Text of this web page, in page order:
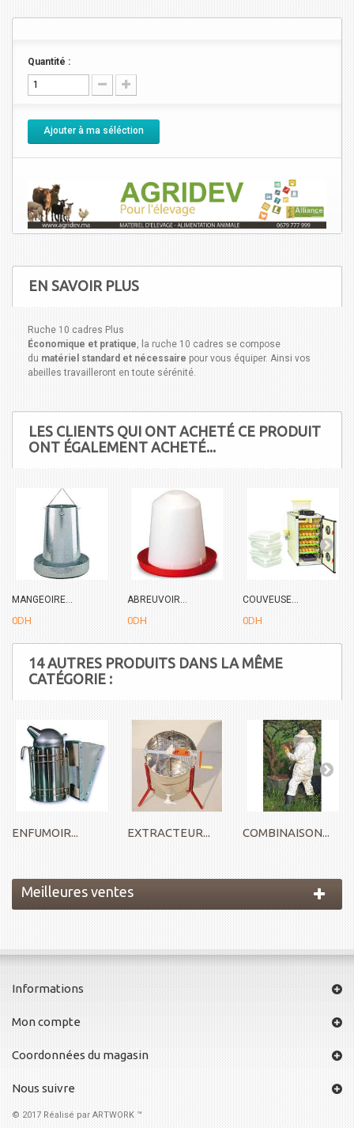
Quantité :
Ajouter à ma séléction
EN SAVOIR PLUS
Ruche 10 cadres Plus
Économique et pratique, la ruche 10 cadres se compose
dumatériel standard et nécessairepour vous équiper. Ainsi vos
abeilles travailleront en toute sérénité.
LES CLIENTS QUI ONT ACHETÉ CE PRODUIT
ONT ÉGALEMENT ACHETÉ...
MANGEOIRE...
0DH
ABREUVOIR...
0DH
COUVEUSE...
0DH
14 AUTRES PRODUITS DANS LA MÊME
CATÉGORIE :
ENFUMOIR... EXTRACTEUR... COMBINAISON...
Meilleures ventes
Informations
© 2017Réalisé par ARTWORK ™
Mon compte
Coordonnées du magasin
Nous suivre